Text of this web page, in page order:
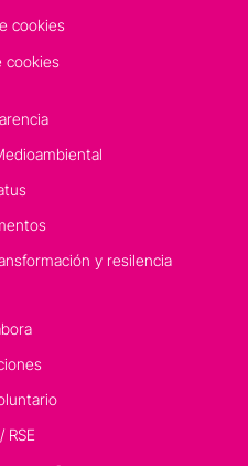
cookies
cookies
y resilencia
RSE